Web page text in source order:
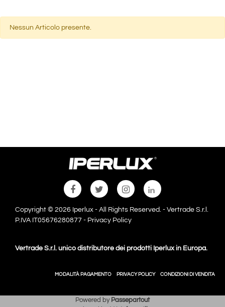
Nessun Articolo presente.
Copyright © 2026 Iperlux - All Rights Reserved. - Vertrade S.r.l.
P.IVA IT05676280877 - Privacy Policy
Vertrade S.r.l. unico distributore dei prodotti Iperlux in Europa.
MODALITÀ PAGAMENTO PRIVACY POLICY CONDIZIONI DI VENDITA
Powered by Passepartout